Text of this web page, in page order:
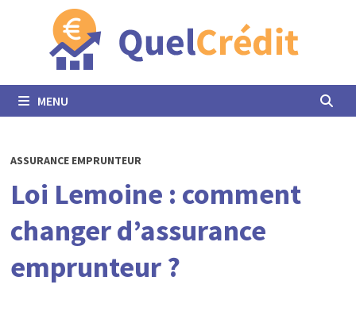
MENU
ASSURANCE EMPRUNTEUR
Loi Lemoine : comment
changer d’assurance
emprunteur ?